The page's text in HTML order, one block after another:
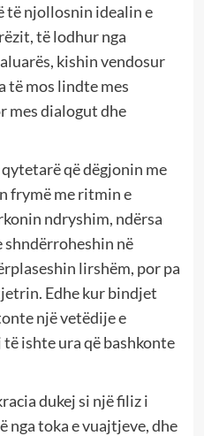
të njollosnin idealin e
të lodhur nga
kishin vendosur
të mos lindte mes
mes dialogut dhe
që dëgjonin me
frymë me ritmin e
ndryshim, ndërsa
në
lirshëm, por pa
Edhe kur bindjet
një vetëdije e
ishte ura që bashkonte
dukej si një filiz i
nga toka e vuajtjeve, dhe